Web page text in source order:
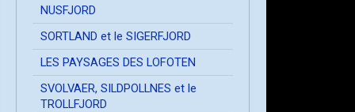
NUSFJORD
SORTLAND et le SIGERFJORD
LES PAYSAGES DES LOFOTEN
SVOLVAER, SILDPOLLNES et le
TROLLFJORD